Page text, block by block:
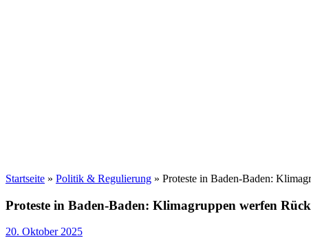
Startseite » Politik & Regulierung » Proteste in Baden-Baden:
Proteste in Baden-Baden: Klimagruppen werfen
20. Oktober 2025